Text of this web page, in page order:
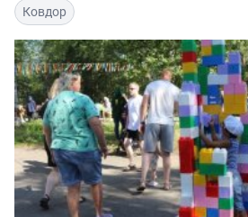
Ковдор